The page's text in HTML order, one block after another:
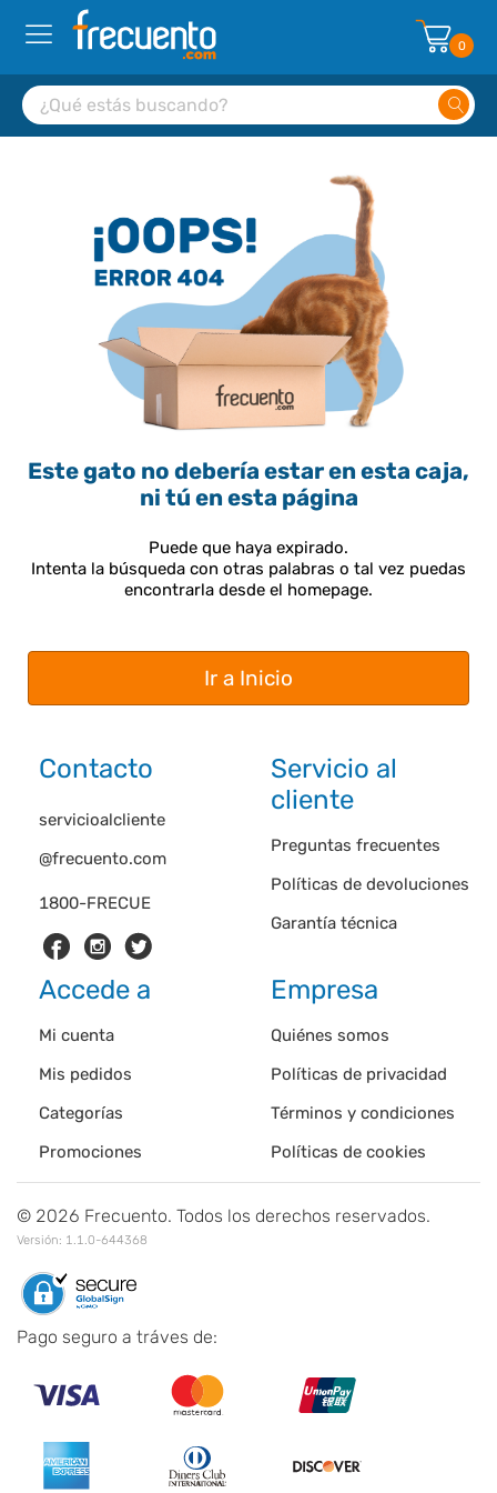
0
Este gato no debería estar en esta caja,
ni tú en esta página
Puede que haya expirado.
Intenta la búsqueda con otras palabras o tal vez puedas
encontrarla desde el homepage.
Ir a Inicio
Contacto
1800-FRECUE
servicioalcliente
@frecuento.com
Servicio al
cliente
Preguntas frecuentes
Políticas de devoluciones
Garantía técnica
Accede a
Mi cuenta
Mis pedidos
Categorías
Promociones
Empresa
Quiénes somos
Políticas de privacidad
Términos y condiciones
Políticas de cookies
© 2026 Frecuento. Todos los derechos reservados.
Versión: 1.1.0-644368
Pago seguro a tráves de: